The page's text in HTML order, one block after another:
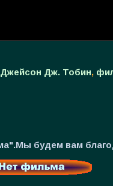
Джейсон Дж. Тобин,
будем вам